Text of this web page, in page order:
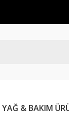
YAĞ & BAKIM